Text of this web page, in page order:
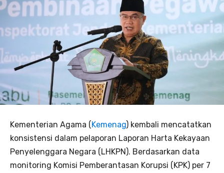
Kementerian Agama (Kemenag) kembali mencatatkan
konsistensi dalam pelaporan Laporan Harta Kekayaan
Penyelenggara Negara (LHKPN). Berdasarkan data
monitoring Komisi Pemberantasan Korupsi (KPK) per 7